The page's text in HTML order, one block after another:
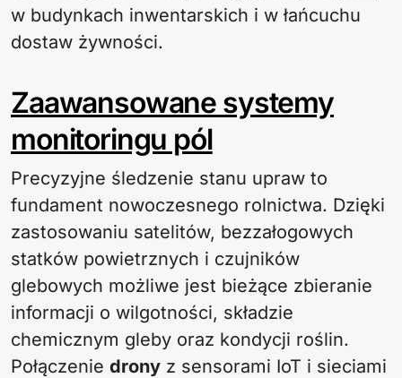
w budynkach inwentarskich i w łańcuchu
dostaw żywności.
Zaawansowane systemy
monitoringu pól
Precyzyjne śledzenie stanu upraw to
fundament nowoczesnego rolnictwa. Dzięki
zastosowaniu satelitów, bezzałogowych
statków powietrznych i czujników
glebowych możliwe jest bieżące zbieranie
informacji o wilgotności, składzie
chemicznym gleby oraz kondycji roślin.
Połączenie drony z sensorami IoT i sieciami